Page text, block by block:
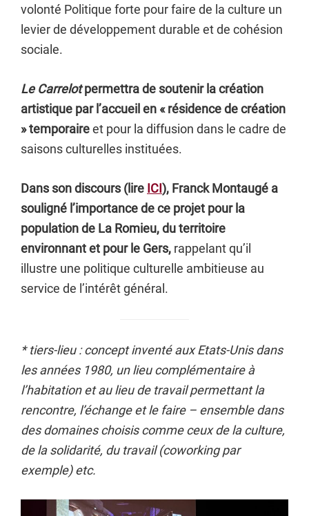
volonté Politique forte pour faire de la culture un
levier de développement durable et de cohésion
sociale.
Le Carrelotpermettra de soutenir la création
artistique par l’accueil en « résidence de création
» temporaireet pour la diffusion dans le cadre de
saisons culturelles instituées.
Dans son discours (lire ICI), Franck Montaugé a
souligné l’importance de ce projet pour la
population de La Romieu, du territoire
environnant et pour le Gers, rappelant qu’il
illustre une politique culturelle ambitieuse au
service de l’intérêt général.
* tiers-lieu : concept inventé aux Etats-Unis dans
les années 1980, un lieu complémentaire à
l’habitation et au lieu de travail permettant la
rencontre, l’échange et le faire – ensemble dans
des domaines choisis comme ceux de la culture,
de la solidarité, du travail (coworking par
exemple) etc.